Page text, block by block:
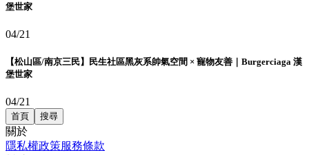
堡世家
04/21
【松山區/南京三民】民生社區黑灰系帥氣空間 × 寵物友善｜Burgerciaga 漢
堡世家
04/21
首頁 搜尋
關於
隱私權政策服務條款